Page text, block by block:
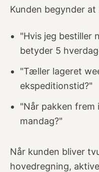
Kunden begynder at
"Hvis jeg bestiller
betyder 5
"Tæller lageret
ekspeditionstid?"
"Når pakken
mandag?"
Når kunden bliver
hovedregning,